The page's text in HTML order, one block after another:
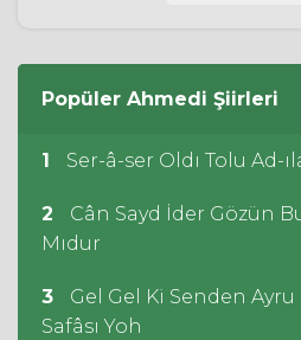
Popüler Ahmedi Şiirleri
1 Ser-â-ser Oldı Tolu Ad-
2
Cân Sayd İder Gözün
Mıdur
3
Gel Gel Ki Senden Ayru
Safâsı Yoh